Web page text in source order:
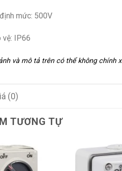
mức: 500V
vệ: IP66
và mô tả trên có thể không chính
(0)
TƯƠNG TỰ